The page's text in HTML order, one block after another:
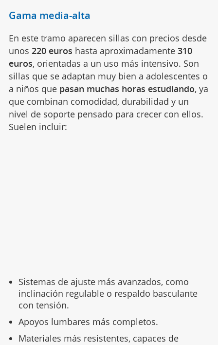
Gama media-alta
En este tramo aparecen sillas con precios desde
unos 220 euros hasta aproximadamente 310
euros, orientadas a un uso más intensivo. Son
sillas que se adaptan muy bien a adolescentes o
a niños quepasan muchas horas estudiando, ya
que combinan comodidad, durabilidad y un
nivel de soporte pensado para crecer con ellos.
Suelen incluir:
Sistemas de ajuste más avanzados, como
inclinación regulable o respaldo basculante
con tensión.
Apoyos lumbares más completos.
Materiales más resistentes, capaces de